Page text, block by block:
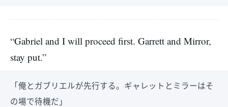
“Gabriel and I will proceed first. Garrett and Mirror,
stay put.”
「俺とガブリエルが先行する。ギャレットとミラーはそ
の場で待機だ」